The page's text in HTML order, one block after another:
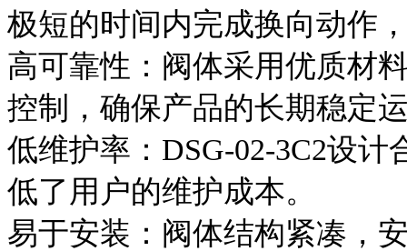
极短的时间内完成换向动作
高可靠性：阀体采用优质材
控制，确保产品的长期稳定
低维护率：DSG-02-3C2设
低了用户的维护成本。
易于安装：阀体结构紧凑，